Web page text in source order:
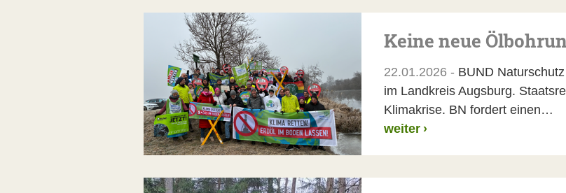
Keine neue
22.01.2026 - BUND
im Landkreis Augsburg.
Klimakrise. BN fordert einen…
weiter ›